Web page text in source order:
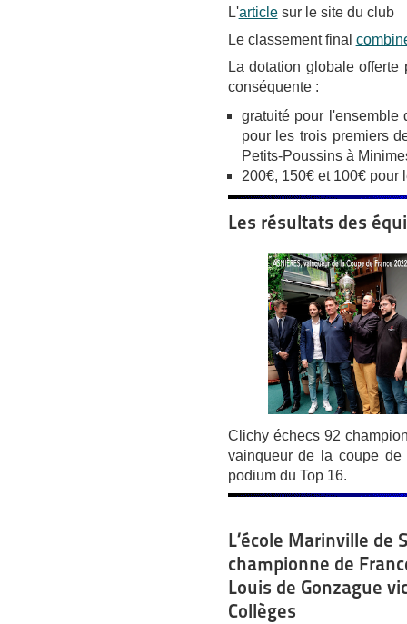
L'articlesur le site du club
Le classement final
La dotation globale
conséquente :
gratuité pour l'ensemble
pour les trois premiers
Petits-Poussins à
200€, 150€ et 100€ pour
Les résultats des
Clichy échecs 92
vainqueur de la coupe
podium du Top 16.
L’école Marinville de
championne de
Louis de Gonzague
Collèges